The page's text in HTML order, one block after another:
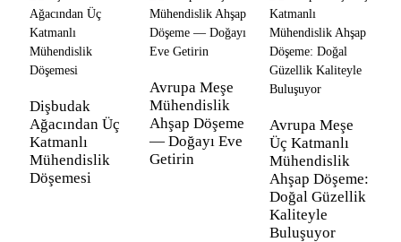
Dişbudak
Ağacından Üç
Katmanlı
Mühendislik
Döşemesi
Avrupa Meşe
Mühendislik
Ahşap Döşeme
— Doğayı Eve
Getirin
Avrupa Meşe
Üç Katmanlı
Mühendislik
Ahşap Döşeme:
Doğal Güzellik
Kaliteyle
Buluşuyor